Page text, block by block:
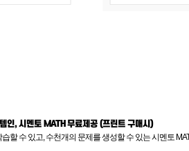
인, 시멘토 MATH 무료제공 (프린트 구매시)
할 수 있고, 수천개의 문제를 생성할 수 있는 시멘토